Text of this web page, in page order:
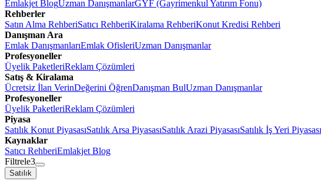
Emlakjet BlogUzman DanışmanlarGYF (Gayrimenkul Yatırım Fonu)
Rehberler
Satın Alma RehberiSatıcı RehberiKiralama RehberiKonut Kredisi Rehberi
Danışman Ara
Emlak DanışmanlarıEmlak OfisleriUzman Danışmanlar
Profesyoneller
Üyelik PaketleriReklam Çözümleri
Satış & Kiralama
Ücretsiz İlan VerinDeğerini ÖğrenDanışman BulUzman Danışmanlar
Profesyoneller
Üyelik PaketleriReklam Çözümleri
Piyasa
Satılık Konut PiyasasıSatılık Arsa PiyasasıSatılık Arazi PiyasasıSatılık İş Yeri Piyasası
Kaynaklar
Satıcı RehberiEmlakjet Blog
Filtrele3
Satılık